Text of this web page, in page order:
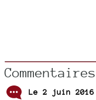
Commentaires
Le 2 juin 2016